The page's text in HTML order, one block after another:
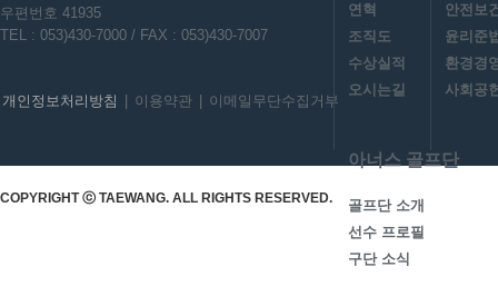
우편번호 41935
TEL : 053)430-7000 / FAX : 053)430-7007
개인정보처리방침 이용약관 이메일무단수집거부
연혁
조직도
수상실적
오시는길
안전보
윤리준
환경경
사회공
아너스 골프단
골프단 소개
선수 프로필
구단 소식
COPYRIGHT ⓒ TAEWANG. ALL RIGHTS RESERVED.